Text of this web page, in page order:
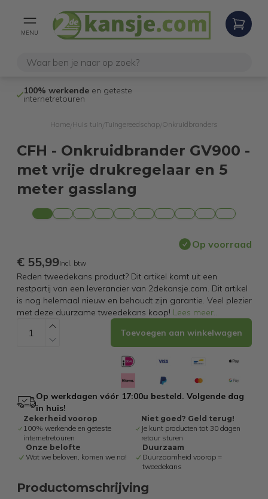
MENU
Niet goed, geld terug
Home Huis tuin Tuingereedschap Onkruidbranders
CFH - Onkruidbrander GV900 -
met vrije drukregelaar en 5
meter gasslang
Op voorraad
€ 55,99Incl. btw
Reden tweedekans product? Dit artikel komt uit een
restpartij van een leverancier van 2dekansje.com. Dit artikel
is nog helemaal nieuw en behoudt zijn garantie. Veel plezier
met deze duurzame tweedekans koop! Lees meer...
Toevoegen aan winkelwagen
Op werkdagen vóór 17:00u besteld. Volgende dag
in huis!
Zekerheid voorop
100% werkende en geteste
internetretouren
Niet goed? Geld terug!
Je kunt producten tot 30 dagen
retour sturen
Onze belofte
Wat we beloven, komen we na!
Duurzaam
Duurzaamheid voorop =
tweedekans
Productomschrijving